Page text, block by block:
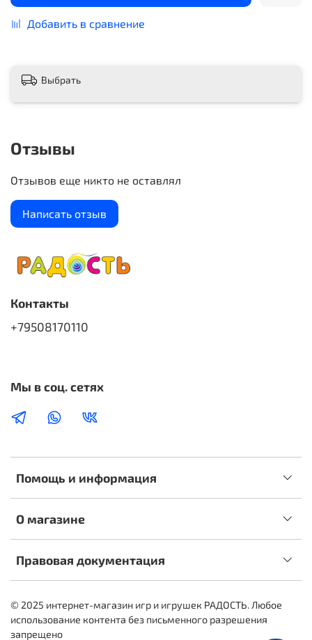
Добавить в сравнение
Выбрать
Отзывы
Отзывов еще никто не оставлял
Написать отзыв
Помощь и информация
О магазине
Правовая документация
Контакты
+79508170110
Мы в соц. сетях
© 2025 интернет-магазин игр и игрушек РАДОСТЬ. Любое
использование контента без письменного разрешения
запрещено